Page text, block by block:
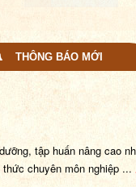
THÔNG BÁO MỚI
thức chuyên môn nghiệp ...